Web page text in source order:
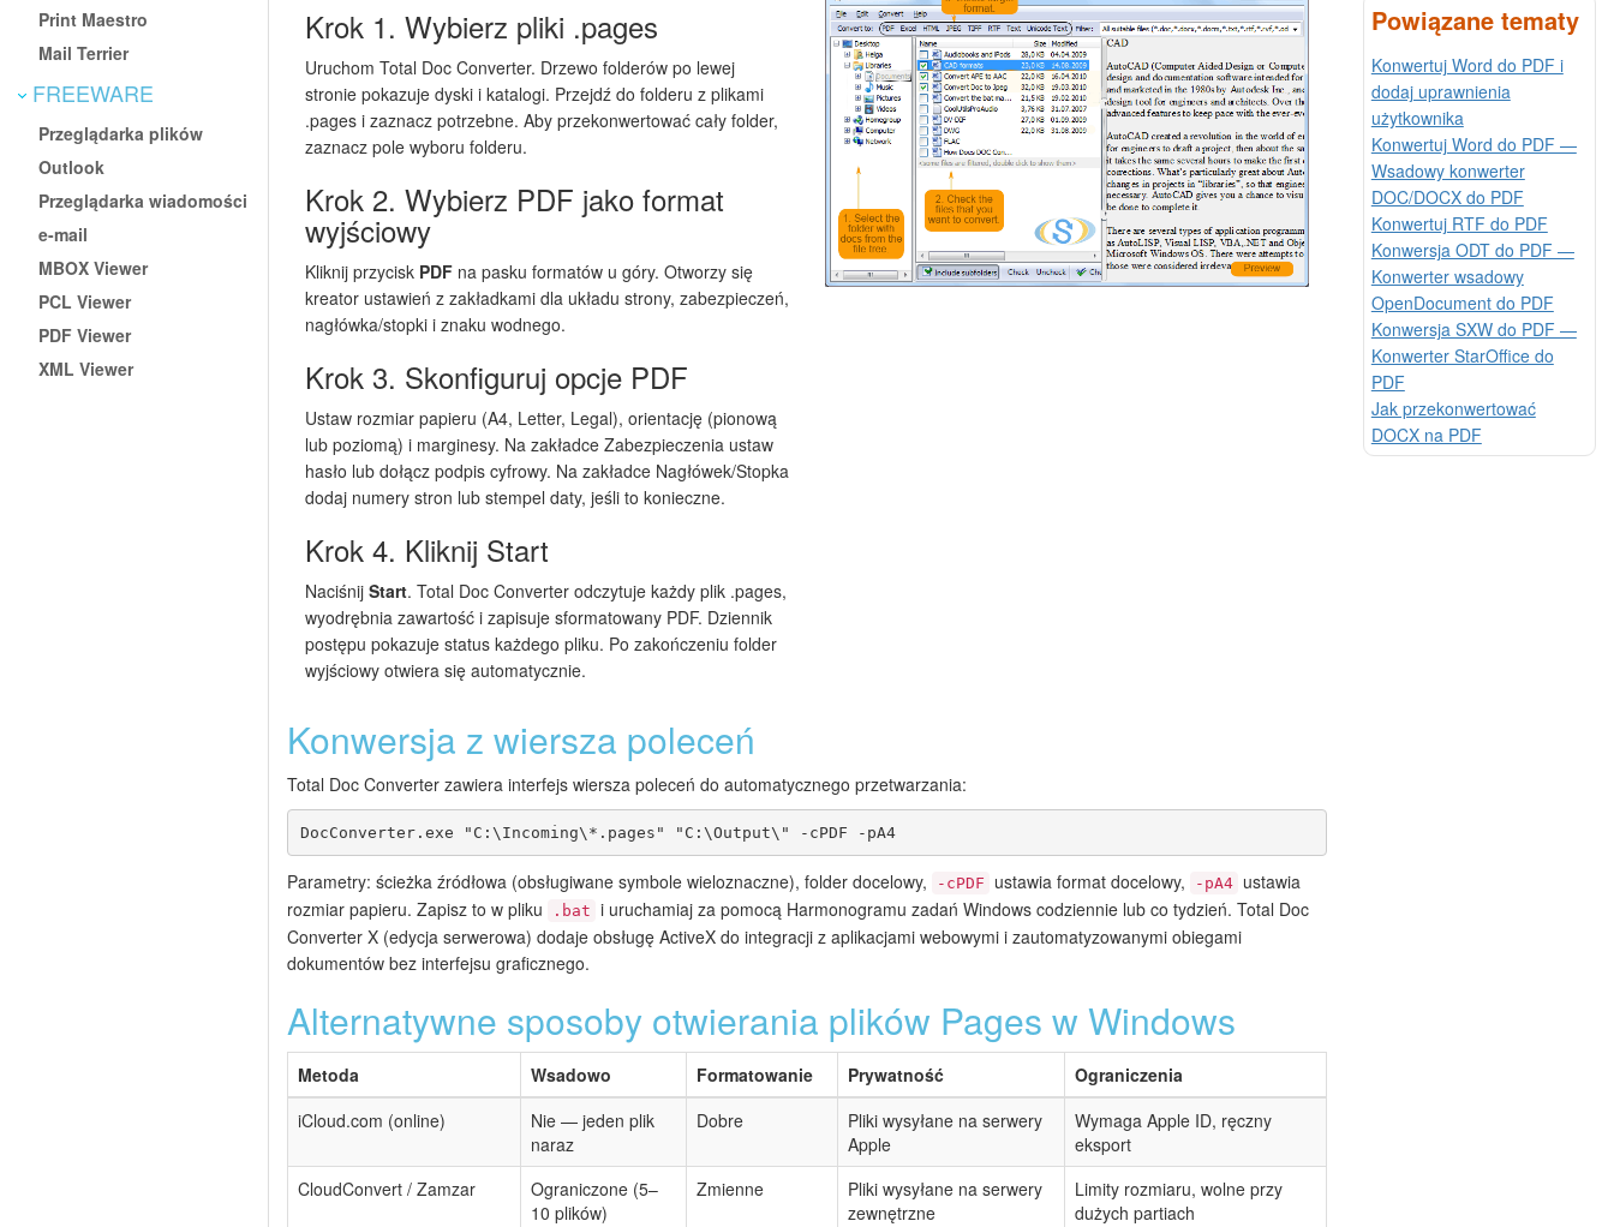
Print Maestro
Mail Terrier
FREEWARE
Przeglądarka plików
Outlook
Przeglądarka wiadomości
e-mail
MBOX Viewer
PCL Viewer
PDF Viewer
XML Viewer
Krok 1. Wybierz pliki .pages
Uruchom Total Doc Converter. Drzewo folderów po lewej
stronie pokazuje dyski i katalogi. Przejdź do folderu z plikami
.pages i zaznacz potrzebne. Aby przekonwertować cały folder,
zaznacz pole wyboru folderu.
Krok 2. Wybierz PDF jako format
wyjściowy
Kliknij przycisk PDF na pasku formatów u góry. Otworzy się
kreator ustawień z zakładkami dla układu strony, zabezpieczeń,
nagłówka/stopki i znaku wodnego.
Krok 3. Skonfiguruj opcje PDF
Ustaw rozmiar papieru (A4, Letter, Legal), orientację (pionową
lub poziomą) i marginesy. Na zakładce Zabezpieczenia ustaw
hasło lub dołącz podpis cyfrowy. Na zakładce Nagłówek/Stopka
dodaj numery stron lub stempel daty, jeśli to konieczne.
Krok 4. Kliknij Start
Naciśnij Start. Total Doc Converter odczytuje każdy plik .pages,
wyodrębnia zawartość i zapisuje sformatowany PDF. Dziennik
postępu pokazuje status każdego pliku. Po zakończeniu folder
wyjściowy otwiera się automatycznie.
Konwersja z wiersza poleceń
Total Doc Converter zawiera interfejs wiersza poleceń do automatycznego przetwarzania:
DocConverter.exe "C:\Incoming\*.pages" "C:\Output\" -cPDF -pA4
Parametry: ścieżka źródłowa (obsługiwane symbole wieloznaczne), folder docelowy, -cPDF ustawia format docelowy, -pA4 ustawia
rozmiar papieru. Zapisz to w pliku
.bat i uruchamiaj za pomocą Harmonogramu zadań Windows codziennie lub co tydzień. Total Doc
Converter X (edycja serwerowa) dodaje obsługę ActiveX do integracji z aplikacjami webowymi i zautomatyzowanymi obiegami
dokumentów bez interfejsu graficznego.
Alternatywne sposoby otwierania plików Pages w Windows
Metoda Wsadowo Formatowanie Prywatność
Ograniczenia
iCloud.com (online)
Nie — jeden plik
naraz
Dobre
Pliki wysyłane na serwery
Apple
Wymaga Apple ID, ręczny
eksport
CloudConvert / Zamzar
Ograniczone (5–
10 plików)
Zmienne
Pliki wysyłane na serwery
zewnętrzne
Limity rozmiaru, wolne przy
dużych partiach
Powiązane tematy
Konwertuj Word do PDF i
dodaj uprawnienia
użytkownika
Konwertuj Word do PDF —
Wsadowy konwerter
DOC/DOCX do PDF
Konwertuj RTF do PDF
Konwersja ODT do PDF —
Konwerter wsadowy
OpenDocument do PDF
Konwersja SXW do PDF —
Konwerter StarOffice do
PDF
Jak przekonwertować
DOCX na PDF